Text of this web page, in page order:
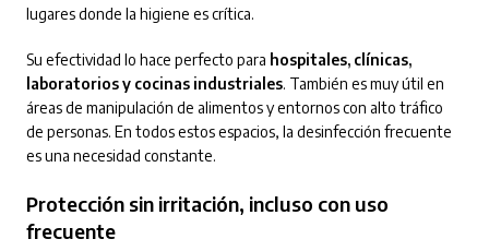
lugares donde la higiene es crítica.
Su efectividad lo hace perfecto para hospitales, clínicas,
laboratorios y cocinas industriales. También es muy útil en
áreas de manipulación de alimentos y entornos con alto tráfico
de personas. En todos estos espacios, la desinfección frecuente
es una necesidad constante.
Protección sin irritación, incluso con uso
frecuente